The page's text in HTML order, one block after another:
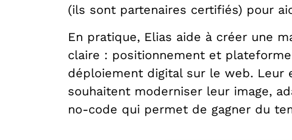
(ils sont partenaires certifiés) pour
En pratique, Elias aide à créer une
claire : positionnement et
déploiement digital sur le web. Leur
souhaitent moderniser leur image,
no-code qui permet de gagner du